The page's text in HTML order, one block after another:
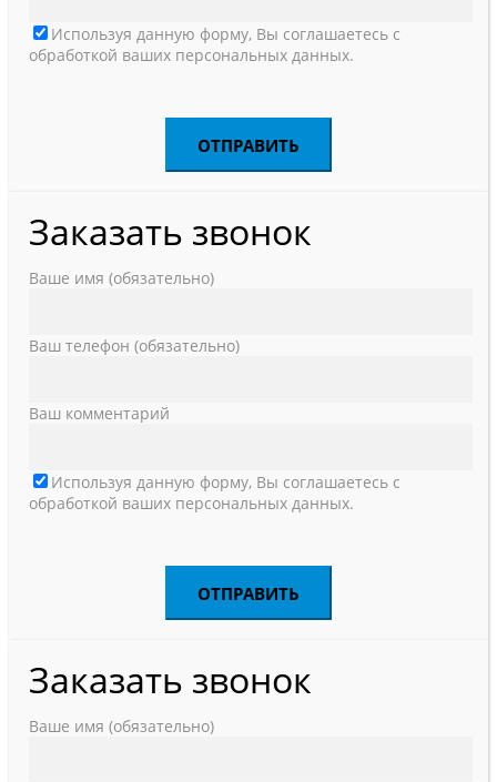
Используя данную форму, Вы соглашаетесь с
обработкой ваших персональных данных.
Заказать звонок
Ваше имя (обязательно)
Ваш телефон (обязательно)
Ваш комментарий
Используя данную форму, Вы соглашаетесь с
обработкой ваших персональных данных.
Заказать звонок
Ваше имя (обязательно)